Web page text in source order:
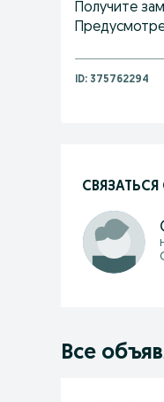
Получите
ID: 375762294
Все